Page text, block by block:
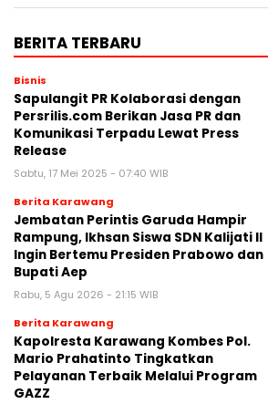
BERITA TERBARU
Bisnis
Sapulangit PR Kolaborasi dengan
Persrilis.com Berikan Jasa PR dan
Komunikasi Terpadu Lewat Press
Release
Sabtu, 17 Mei 2025 - 07:40 WIB
Berita Karawang
Jembatan Perintis Garuda Hampir
Rampung, Ikhsan Siswa SDN Kalijati II
Ingin Bertemu Presiden Prabowo dan
Bupati Aep
Rabu, 5 Agu 2026 - 21:15 WIB
Berita Karawang
Kapolresta Karawang Kombes Pol.
Mario Prahatinto Tingkatkan
Pelayanan Terbaik Melalui Program
GAZZ